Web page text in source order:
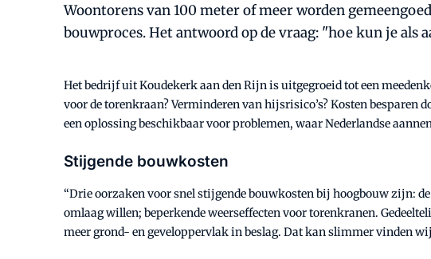
Woontorens van 100 meter of meer worden
bouwproces. Het antwoord op de vraag: "hoe kun je
Het bedrijf uit Koudekerk aan den Rijn is uitgegroeid tot een
voor de torenkraan? Verminderen van hijsrisico’s? Kosten
een oplossing beschikbaar voor problemen, waar Nederlandse
Stijgende bouwkosten
“Drie oorzaken voor snel stijgende bouwkosten bij hoogbouw zijn:
omlaag willen; beperkende weerseffecten voor torenkranen.
meer grond- en geveloppervlak in beslag. Dat kan slimmer vinden wij